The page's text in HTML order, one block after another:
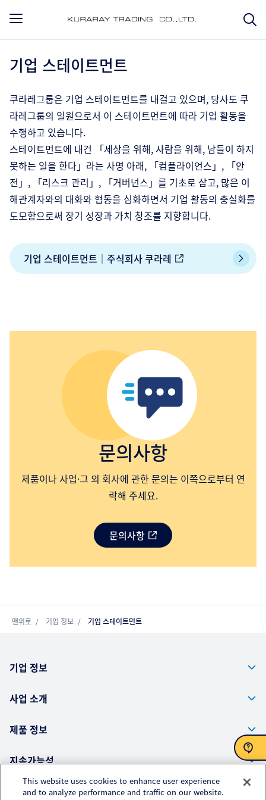
기업 스테이트먼트
쿠라레그룹은 기업 스테이트먼트를 내걸고 있으며, 당사도 쿠
라레그룹의 일원으로서 이 스테이트먼트에 따라 기업 활동을
수행하고 있습니다.
스테이트먼트에 내건 「세상을 위해, 사람을 위해, 남들이 하지
못하는 일을 한다」라는 사명 아래, 「컴플라이언스」, 「안
전」, 「리스크 관리」, 「거버넌스」를 기초로 삼고, 많은 이
해관계자와의 대화와 협동을 심화하면서 기업 활동의 충실화를
도모함으로써 장기 성장과 가치 창조를 지향합니다.
기업 스테이트먼트｜주식회사 쿠라레
문의사항
제품이나 사업·그 외 회사에 관한 문의는 이쪽으로부터 연
락해 주세요.
문의사항
문의사항
맨위로 기업 정보 기업 스테이트먼트
기업 정보
사업 소개
제품 정보
지속가능성
This website uses cookies to enhance user experience
and to analyze performance and traffic on our website.